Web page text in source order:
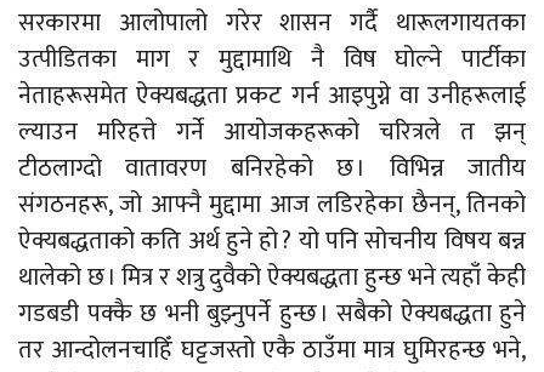
सरकारमा आलोपालो गरेर शासन गर्दै थारूलगायतका
उत्पीडितका माग र मुद्दामाथि नै विष घोल्ने पार्टीका
नेताहरूसमेत ऐक्यबद्धता प्रकट गर्न आइपुग्ने वा उनीहरूलाई
ल्याउन मरिहत्ते गर्ने आयोजकहरूको चरित्रले त झन्
टीठलाग्दो वातावरण बनिरहेको छ । विभिन्न जातीय
संगठनहरू, जो आफ्नै मुद्दामा आज लडिरहेका छैनन्, तिनको
ऐक्यबद्धताको कति अर्थ हुने हो ? यो पनि सोचनीय विषय बन्न
थालेको छ । मित्र र शत्रु दुवैको ऐक्यबद्धता हुन्छ भने त्यहाँ केही
गडबडी पक्कै छ भनी बुझ्नुपर्ने हुन्छ । सबैको ऐक्यबद्धता हुने
तर आन्दोलनचाहिँ घट्टजस्तो एकै ठाउँमा मात्र घुमिरहन्छ भने,